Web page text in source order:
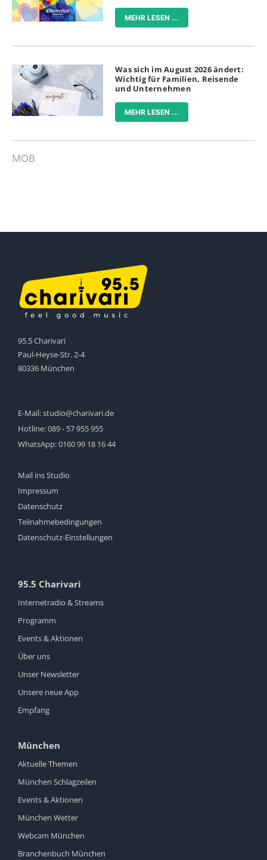
MEHR LESEN ...
Was sich im August 2026 ändert:
Wichtig für Familien, Reisende
und Unternehmen
MEHR LESEN ...
MOB
95.5 Charivari
Paul-Heyse-Str. 2-4
80336 München
E-Mail:studio@charivari.de
Hotline:089 - 57 955 955
WhatsApp:0160 99 18 16 44
Mail ins Studio
Impressum
Datenschutz
Teilnahmebedingungen
Datenschutz-Einstellungen
95.5 Charivari
Internetradio & Streams
Programm
Events & Aktionen
Über uns
Unser Newsletter
Unsere neue App
Empfang
München
Aktuelle Themen
München Schlagzeilen
Events & Aktionen
München Wetter
Webcam München
Branchenbuch München